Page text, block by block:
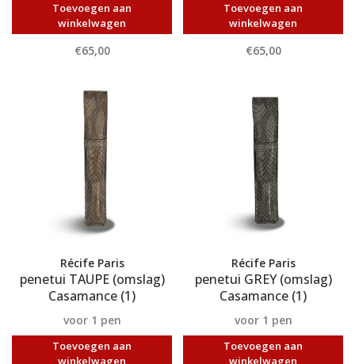
Toevoegen aan
winkelwagen
€65,00
Toevoegen aan
winkelwagen
€65,00
Récife Paris
penetui TAUPE (omslag)
Casamance (1)
voor 1 pen
Toevoegen aan
winkelwagen
Récife Paris
penetui GREY (omslag)
Casamance (1)
voor 1 pen
Toevoegen aan
winkelwagen